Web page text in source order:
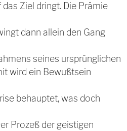
Ziel dringt. Die Prämie
dann allein den Gang
seines ursprünglichen
wird ein Bewußtsein
behauptet, was doch
Prozeß der geistigen